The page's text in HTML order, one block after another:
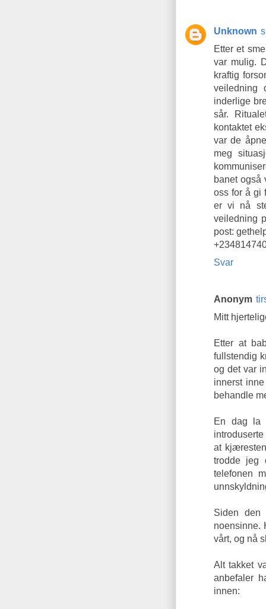
Unknown
Etter et
var mulig.
kraftig
veiledning
inderlige
sår.
kontaktet
var de
meg
banet også
oss for å gi
er vi nå
veiledning
post:
Svar
Anonym
Mitt
Etter at
fullstendig
og det var
innerst
behandle
En dag la
at
trodde jeg
telefonen
Siden den
noensinne.
vårt, og nå
Alt takket
anbefaler
innen: